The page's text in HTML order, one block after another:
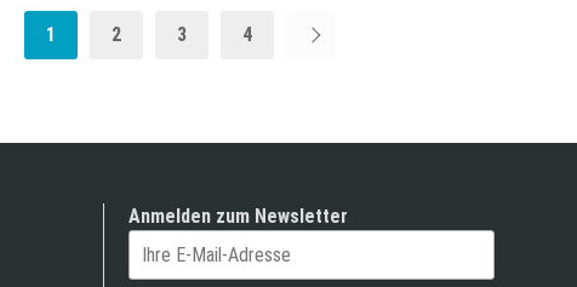
1 2 3 4
Anmelden zum Newsletter